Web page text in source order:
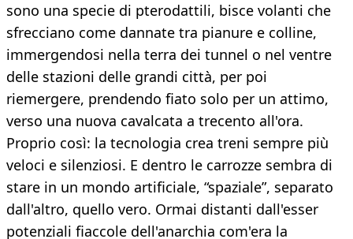
sono una specie di pterodattili, bisce volanti che
sfrecciano come dannate tra pianure e colline,
immergendosi nella terra dei tunnel o nel ventre
delle stazioni delle grandi città, per poi
riemergere, prendendo fiato solo per un attimo,
verso una nuova cavalcata a trecento all'ora.
Proprio così: la tecnologia crea treni sempre più
veloci e silenziosi. E dentro le carrozze sembra di
stare in un mondo artificiale, “spaziale”, separato
dall'altro, quello vero. Ormai distanti dall'esser
potenziali fiaccole dell'anarchia com'era la